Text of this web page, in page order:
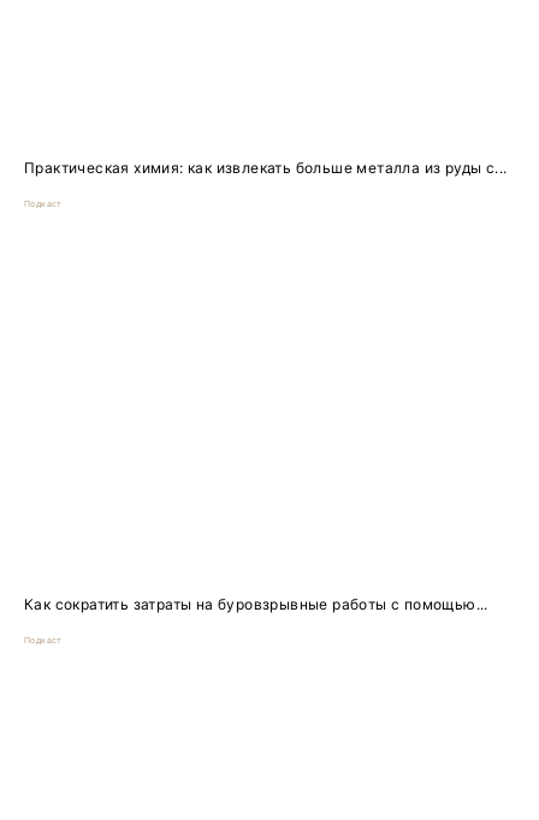
Практическая химия: как извлекать больше металла из руды с...
Подкаст
Как сократить затраты на буровзрывные работы с помощью...
Подкаст